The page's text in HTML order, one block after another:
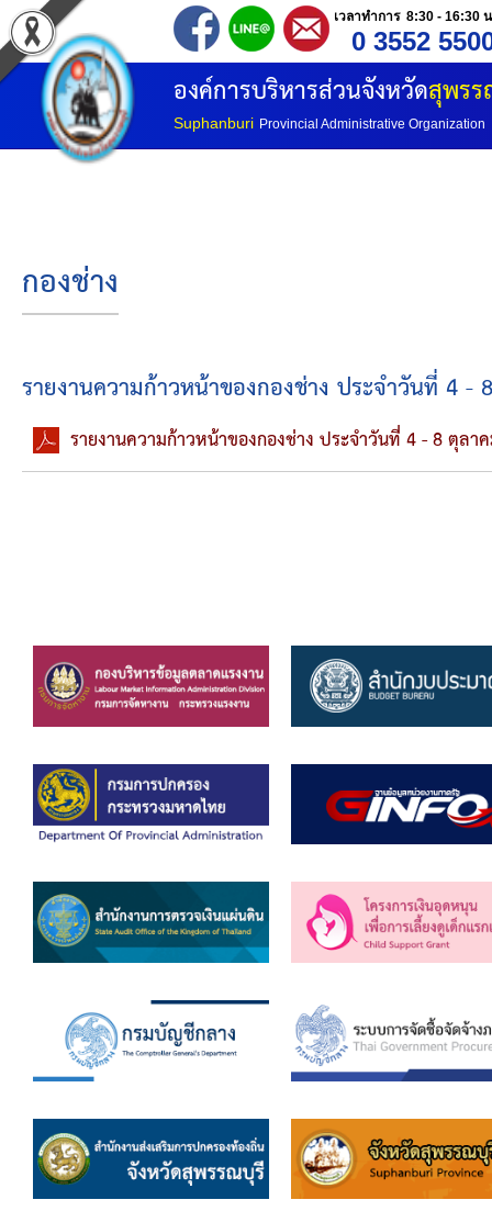
เวลาทำการ 8:30 - 16:30
0 3552
องค์การบริหารส่วนจังหวัดสุพร
Suphanburi Provincial Administrative Organization
หน้าแรก
ประวัติ อบจ
โครงสร้างองค์กร
โครงสร้างการแบ่งส่วนราชการ
วิสัยทัศน์
กิจกรรม
ข่าวประชาสัมพันธ์
ประกาศจัดซื้อ-จัดจ้าง
รายงานผู้ใช้บริการกล้อง CCTV
นโยบายคุ้มครองข้อมูลส่วนบุคคล
ผลงาน
มาตรฐานกำหนดตำแหน่ง
กองช่าง
รายงานความก้าวหน้าของกองช่าง ประจำวันที่ 4 -
รายงานความก้าวหน้าของกองช่าง ประจำวันที่ 4 - 8 ตุลา